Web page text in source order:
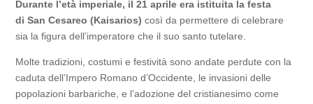
Durante l’età imperiale, il 21 aprile era istituita la festa
di San Cesareo (Kaisarios) così da permettere di celebrare
sia la figura dell’imperatore che il suo santo tutelare.
Molte tradizioni, costumi e festività sono andate perdute con la
caduta dell’Impero Romano d’Occidente, le invasioni delle
popolazioni barbariche, e l’adozione del cristianesimo come